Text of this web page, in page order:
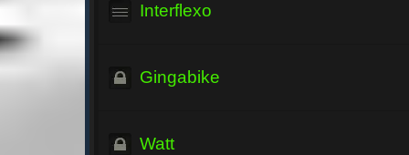
Interflexo
Gingabike
Watt